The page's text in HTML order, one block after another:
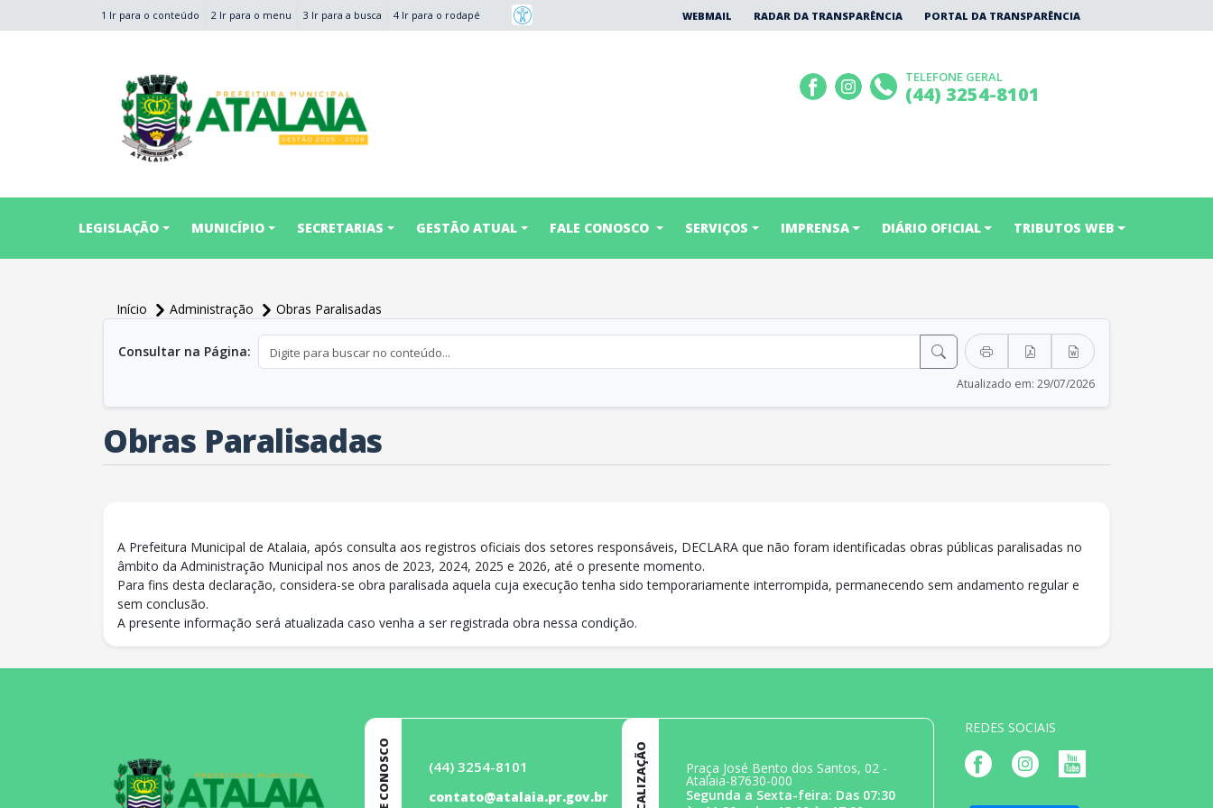
1 Ir para o conteúdo 2 Ir para o menu 3 Ir para a busca 4 Ir para o rodapé WEBMAIL RADAR DA TRANSPARÊNCIA PORTAL DA TRANSPARÊNCIA
TELEFONE GERAL
(44) 3254-8101
LEGISLAÇÃO MUNICÍPIO SECRETARIAS GESTÃO ATUAL FALE CONOSCO SERVIÇOS IMPRENSA DIÁRIO OFICIAL TRIBUTOS WEB
Início Administração
Obras Paralisadas
Consultar na Página:
Atualizado em: 29/07/2026
Obras Paralisadas
A Prefeitura Municipal de Atalaia, após consulta aos registros oficiais dos setores responsáveis, DECLARA que não foram identificadas obras públicas paralisadas no
âmbito da Administração Municipal nos anos de 2023, 2024, 2025 e 2026, até o presente momento.
Para fins desta declaração, considera-se obra paralisada aquela cuja execução tenha sido temporariamente interrompida, permanecendo sem andamento regular e
sem conclusão.
A presente informação será atualizada caso venha a ser registrada obra nessa condição.
FALE CONOSCO (44) 3254-8101
contato@atalaia.pr.gov.br LOCALIZAÇÃO Praça José Bento dos Santos, 02 -
Atalaia-87630-000
Segunda a Sexta-feira: Das 07:30
REDES SOCIAIS